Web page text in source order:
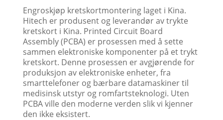
Engroskjøp kretskortmontering laget i Kina.
Hitech er produsent og leverandør av trykte
kretskort i Kina. Printed Circuit Board
Assembly (PCBA) er prosessen med å sette
sammen elektroniske komponenter på et trykt
kretskort. Denne prosessen er avgjørende for
produksjon av elektroniske enheter, fra
smarttelefoner og bærbare datamaskiner til
medisinsk utstyr og romfartsteknologi. Uten
PCBA ville den moderne verden slik vi kjenner
den ikke eksistert.